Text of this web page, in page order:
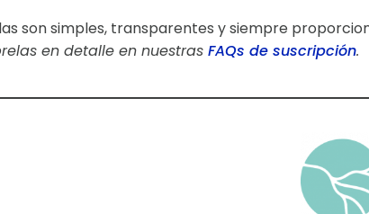
son simples, transparentes y siempre
en detalle en nuestras FAQs de suscripción.